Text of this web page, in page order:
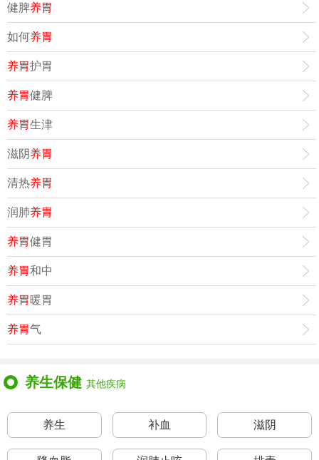
健脾养胃
如何养胃
养胃护胃
养胃健脾
养胃生津
滋阴养胃
清热养胃
润肺养胃
养胃健胃
养胃和中
养胃暖胃
养胃气
养生保健 其他疾病
养生 补血 滋阴